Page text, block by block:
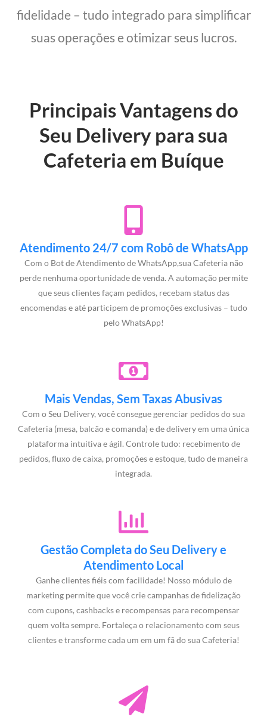
fidelidade – tudo integrado para simplificar
suas operações e otimizar seus lucros.
Principais Vantagens do
Seu Delivery para sua
Cafeteria em Buíque
Atendimento 24/7 com Robô de WhatsApp
Com o Bot de Atendimento de WhatsApp,sua Cafeteria não
perde nenhuma oportunidade de venda. A automação permite
que seus clientes façam pedidos, recebam status das
encomendas e até participem de promoções exclusivas – tudo
pelo WhatsApp!
Mais Vendas, Sem Taxas Abusivas
Com o Seu Delivery, você consegue gerenciar pedidos do sua
Cafeteria (mesa, balcão e comanda) e de delivery em uma única
plataforma intuitiva e ágil. Controle tudo: recebimento de
pedidos, fluxo de caixa, promoções e estoque, tudo de maneira
integrada.
Gestão Completa do Seu Delivery e
Atendimento Local
Ganhe clientes fiéis com facilidade! Nosso módulo de
marketing permite que você crie campanhas de fidelização
com cupons, cashbacks e recompensas para recompensar
quem volta sempre. Fortaleça o relacionamento com seus
clientes e transforme cada um em um fã do sua Cafeteria!